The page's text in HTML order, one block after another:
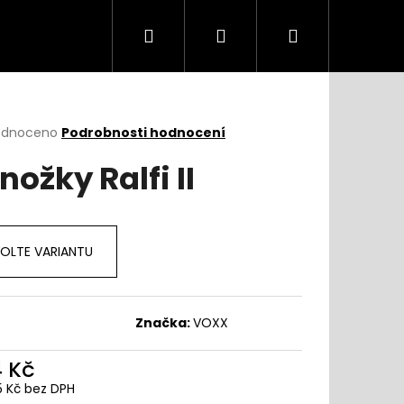
Hledat PřihlášeníNákupní
Podrobnosti hodnocení
Ralfi II
VARIANTU
Značka:VOXX
Kč
Kč bez DPH